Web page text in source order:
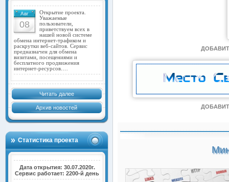
Авг
08
Открытие проекта.
Уважаемые
пользователи,
приветствуем всех в
нашей новой системе
обмена интернет-трафиком и
раскрутки веб-сайтов. Сервис
предназначен для обмена
визитами, посещениями и
бесплатного продвижения
интернет-ресурсов.…
Читать далее
Архив новостей
Статистика проекта
Дата открытия: 30.07.2020г.
Сервис работает: 2200-й день